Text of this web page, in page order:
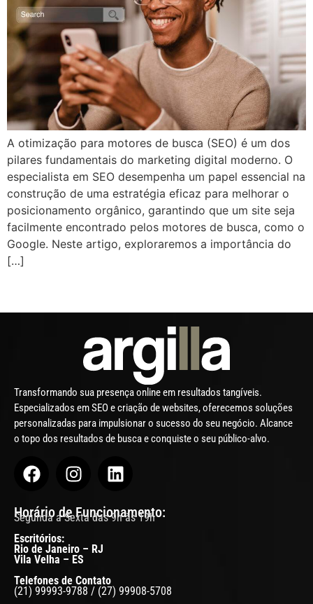
A otimização para motores de busca (SEO) é um dos
pilares fundamentais do marketing digital moderno. O
especialista em SEO desempenha um papel essencial na
construção de uma estratégia eficaz para melhorar o
posicionamento orgânico, garantindo que um site seja
facilmente encontrado pelos motores de busca, como o
Google. Neste artigo, exploraremos a importância do
[…]
Transformando sua presença online em resultados tangíveis.
Especializados em SEO e criação de websites, oferecemos soluções
personalizadas para impulsionar o sucesso do seu negócio. Alcance
o topo dos resultados de busca e conquiste o seu público-alvo.
Horário de Funcionamento:
Segunda a Sexta das 9h às 19h
Escritórios:
Rio de Janeiro – RJ
Vila Velha – ES
Telefones de Contato
(21) 99993-9788 / (27) 99908-5708